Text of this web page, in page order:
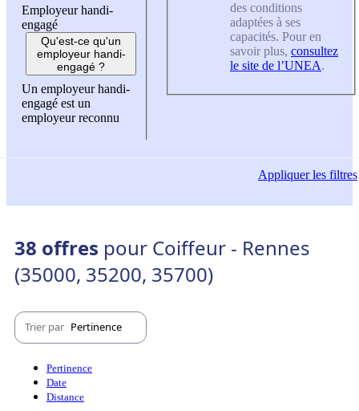
Employeur handi-
engagé
Qu'est-ce qu'un
employeur handi-
engagé ?
Un employeur handi-
engagé est un
employeur reconnu
des conditions
adaptées à ses
capacités. Pour en
savoir plus, consultez
le site de l’UNEA.
Appliquerles filtres
38 offres pour Coiffeur - Rennes
(35000, 35200, 35700)
Trier par Pertinence
Pertinence
Date
Distance